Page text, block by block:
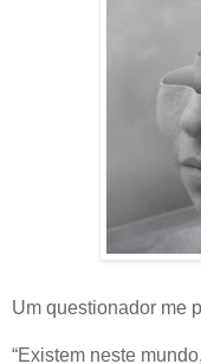
Um questionador me
“Existem neste